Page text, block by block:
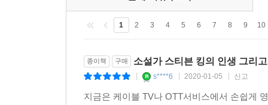
밑거름이 되었다. 십대 초반에 썼던 첫 소설이
고등학교 시절, 자신의 첫 베스트셀러 『함정
신문으로 처벌을 받았던 사건을 회고한다. 왜 쓰
1 2 3 4 5 6 7 8 9 10
종이책 구매 소설가 스티븐 킹의 인생 그리
s****6 2020-01-05 신고
지금은 케이블 TV나 OTT서비스에서 손쉽게